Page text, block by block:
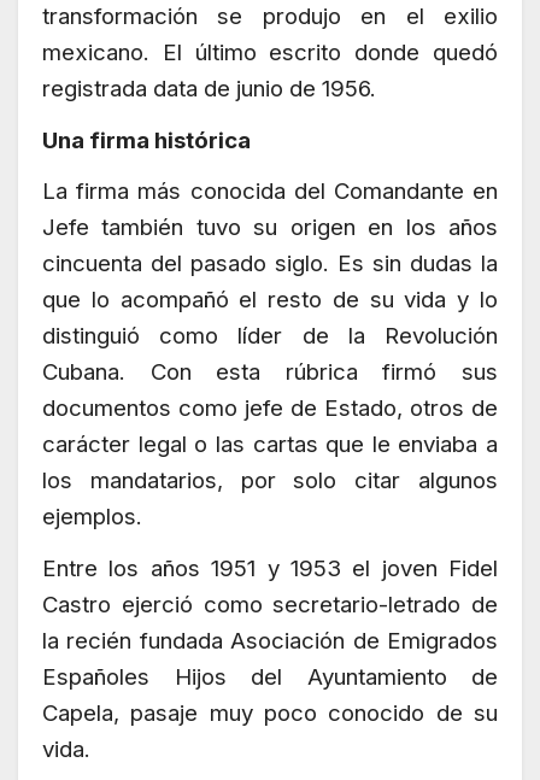
transformación se produjo en el exilio
mexicano. El último escrito donde quedó
registrada data de junio de 1956.
Una firma histórica
La firma más conocida del Comandante en
Jefe también tuvo su origen en los años
cincuenta del pasado siglo. Es sin dudas la
que lo acompañó el resto de su vida y lo
distinguió como líder de la Revolución
Cubana. Con esta rúbrica firmó sus
documentos como jefe de Estado, otros de
carácter legal o las cartas que le enviaba a
los mandatarios, por solo citar algunos
ejemplos.
Entre los años 1951 y 1953 el joven Fidel
Castro ejerció como secretario-letrado de
la recién fundada Asociación de Emigrados
Españoles Hijos del Ayuntamiento de
Capela, pasaje muy poco conocido de su
vida.